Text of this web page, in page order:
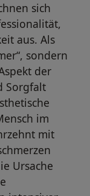
sich
aus. Als
sondern
der
Sorgfalt
im
mit
Ursache